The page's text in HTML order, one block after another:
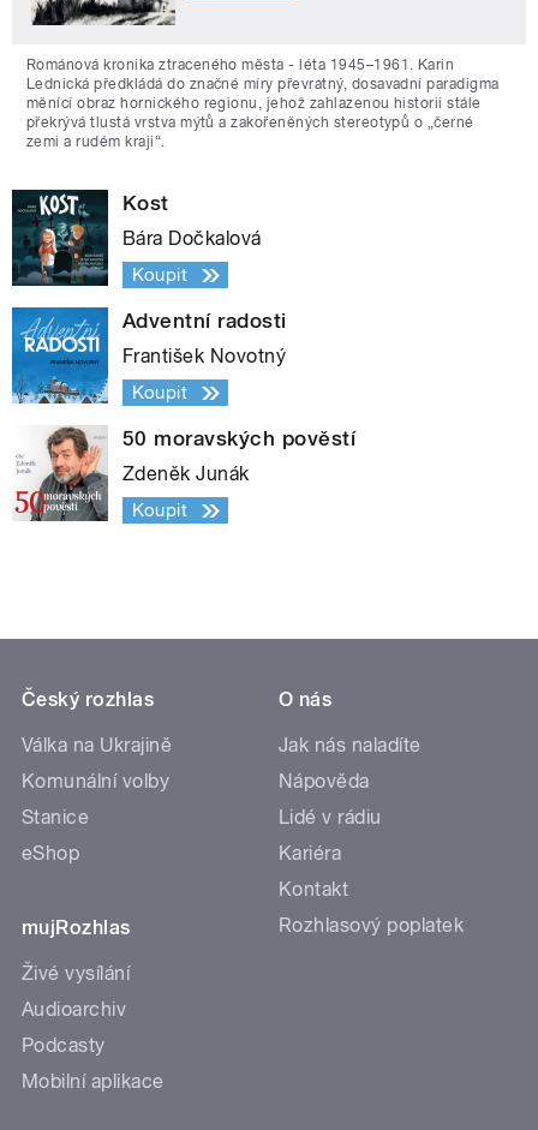
Románová kronika ztraceného města - léta 1945–1961. Karin
Lednická předkládá do značné míry převratný, dosavadní paradigma
měnící obraz hornického regionu, jehož zahlazenou historii stále
překrývá tlustá vrstva mýtů a zakořeněných stereotypů o „černé
zemi a rudém kraji“.
Kost
Bára Dočkalová
Koupit
Adventní radosti
František Novotný
Koupit
50 moravských pověstí
Zdeněk Junák
Koupit
Český rozhlas
Válka na Ukrajině
Komunální volby
Stanice
eShop
mujRozhlas
Živé vysílání
Audioarchiv
Podcasty
Mobilní aplikace
O nás
Jak nás naladíte
Nápověda
Lidé v rádiu
Kariéra
Kontakt
Rozhlasový poplatek